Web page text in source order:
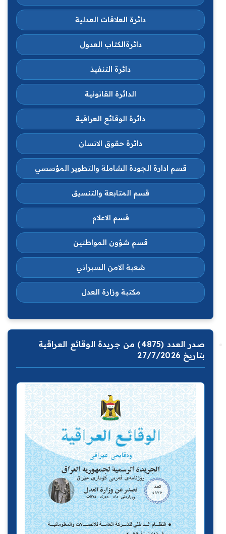
دائرة العلاقات العدلية
دائرةالكتاب العدول
دائرة التنفيذ
الدائرة القانونية
دائرة الوقائع العراقية
دائرة حقوق الانسان
قسم ادارة الجودة الشاملة والتطوير المؤسسي
قسم المتابعة والتنسيق
قسم الاعلام
قسم شؤون المواطنين
شعبة الامن السبراني
مكتبة وزارة العدل
صدر العدد (4875) من جريدة الوقائع العراقية
بتاريخ 27/7/2026